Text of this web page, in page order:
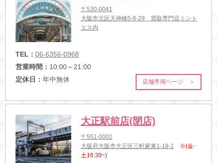
〒530-0041
大阪市北区天神橋5-8-29 買取専門店ミント
エス内
TEL： 06-6356-0968
営業時間： 10:00～21:00
定休日： 年中無休 店舗専用ページ ＞
大正駅前店(閉店)
〒551-0002
大阪府大阪市大正区三軒家東1-18-1
※(金･
土16:30~)